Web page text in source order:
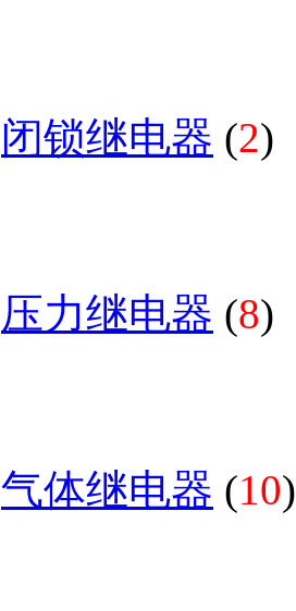
闭锁继电器 (2)
压力继电器 (8)
气体继电器 (10)